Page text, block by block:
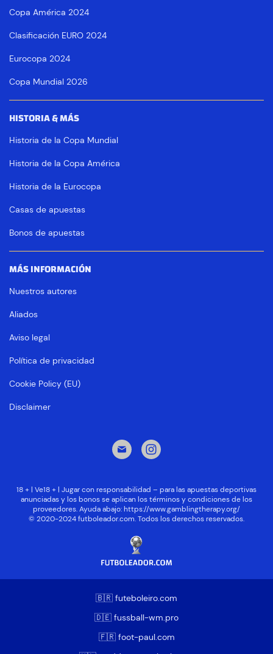
Copa América 2024
Clasificación EURO 2024
Eurocopa 2024
Copa Mundial 2026
HISTORIA & MÁS
Historia de la Copa Mundial
Historia de la Copa América
Historia de la Eurocopa
Casas de apuestas
Bonos de apuestas
MÁS INFORMACIÓN
Nuestros autores
Aliados
Aviso legal
Política de privacidad
Cookie Policy (EU)
Disclaimer
18 + | Ve18 + | Jugar con responsabilidad – para las apuestas deportivas
anunciadas y los bonos se aplican los términos y condiciones de los
proveedores. Ayuda abajo:https://www.gamblingtherapy.org/
© 2020-2024 futboleador.com. Todos los derechos reservados.
🇧🇷 futeboleiro.com
🇩🇪 fussball-wm.pro
🇫🇷 foot-paul.com